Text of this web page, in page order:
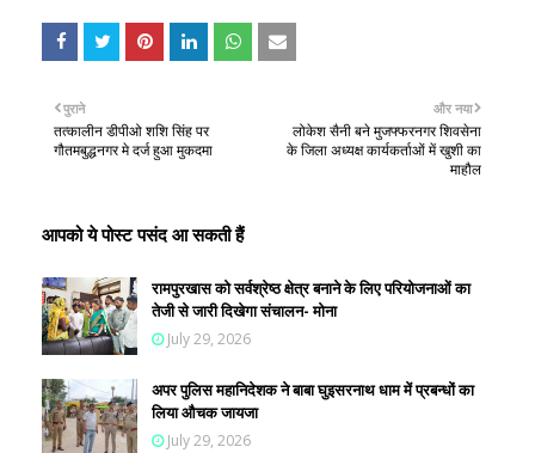
और नया
लोकेश सैनी बने मुजफ्फरनगर शिवसेना
के जिला अध्यक्ष कार्यकर्ताओं में खुशी का
माहौल
पुराने
तत्कालीन डीपीओ शशि सिंह पर
गौतमबुद्धनगर मे दर्ज हुआ मुकदमा
आपको ये पोस्ट पसंद आ सकती हैं
रामपुरखास को सर्वश्रेष्ठ क्षेत्र बनाने के लिए परियोजनाओं का
तेजी से जारी दिखेगा संचालन- मोना
July 29, 2026
अपर पुलिस महानिदेशक ने बाबा घुइसरनाथ धाम में प्रबन्धों का
लिया औचक जायजा
July 29, 2026